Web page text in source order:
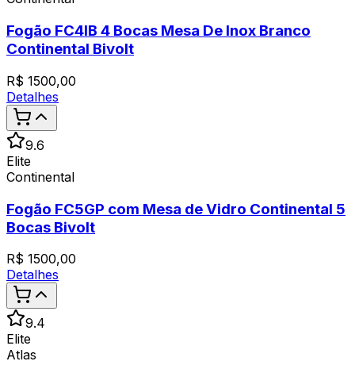
Fogão FC4IB 4 Bocas Mesa De Inox Branco
Continental Bivolt
R$ 1500,00
Detalhes
9.6
Elite
Continental
Fogão FC5GP com Mesa de Vidro Continental 5
Bocas Bivolt
R$ 1500,00
Detalhes
9.4
Elite
Atlas